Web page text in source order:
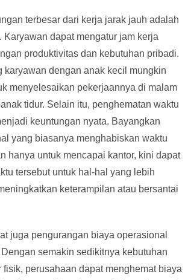
terbesar dari kerja jarak jauh adalah
Karyawan dapat mengatur jam kerja
produktivitas dan kebutuhan pribadi.
karyawan dengan anak kecil mungkin
menyelesaikan pekerjaannya di malam
tidur. Selain itu, penghematan waktu
keuntungan nyata. Bayangkan
yang biasanya menghabiskan waktu
hanya untuk mencapai kantor, kini dapat
tersebut untuk hal-hal yang lebih
keterampilan atau bersantai
juga pengurangan biaya operasional
semakin sedikitnya kebutuhan
fisik, perusahaan dapat menghemat biaya